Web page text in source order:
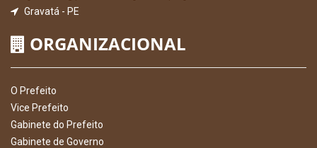
Gravatá - PE
ORGANIZACIONAL
O Prefeito
Vice Prefeito
Gabinete do Prefeito
Gabinete de Governo